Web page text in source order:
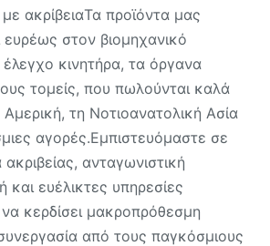
ακρίβειαΤα προϊόντα μας
ευρέως στον βιομηχανικό
κινητήρα, τα όργανα
τομείς, που πωλούνται καλά
τη Νοτιοανατολική Ασία
αγορές.Εμπιστευόμαστε σε
ανταγωνιστική
και ευέλικτες υπηρεσίες
κερδίσει μακροπρόθεσμη
από τους παγκόσμιους